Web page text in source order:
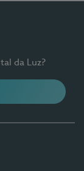
da Luz?